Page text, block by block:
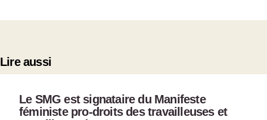
Lire aussi
Le SMG est signataire du Manifeste
féministe pro-droits des travailleuses et